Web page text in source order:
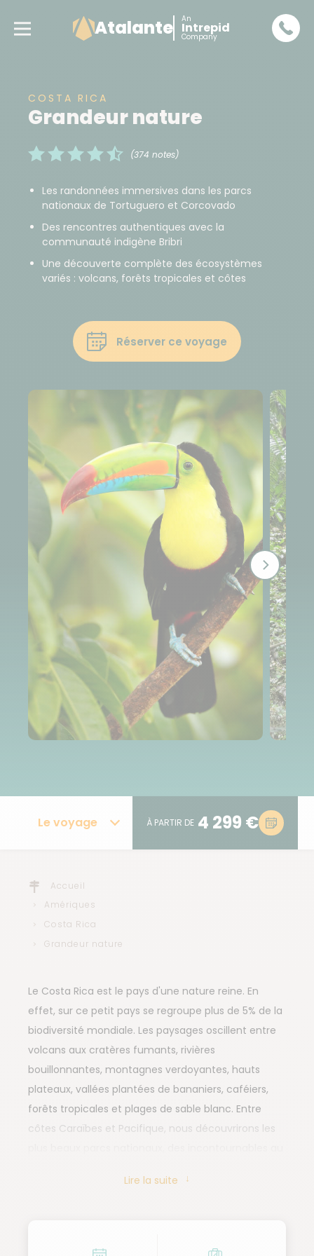
Atalante An
Intrepid
Company
COSTA RICA
Grandeur nature
(374 notes)
Les randonnées immersives dans les parcs
nationaux de Tortuguero et Corcovado
Des rencontres authentiques avec la
communauté indigène Bribri
Une découverte complète des écosystèmes
variés : volcans, forêts tropicales et côtes
Réserver ce voyage
Le voyage À PARTIR DE 4 299 €
Accueil
Amériques
Costa Rica
Grandeur nature
Le Costa Rica est le pays d'une nature reine. En
effet, sur ce petit pays se regroupe plus de 5% de la
biodiversité mondiale. Les paysages oscillent entre
volcans aux cratères fumants, rivières
bouillonnantes, montagnes verdoyantes, hauts
plateaux, vallées plantées de bananiers, caféiers,
forêts tropicales et plages de sable blanc. Entre
côtes Caraïbes et Pacifique, nous découvrirons les
Notre voyage commence par la découverte du
du volcan Arenal puis de Sarapiqui, nous
Lire la suite